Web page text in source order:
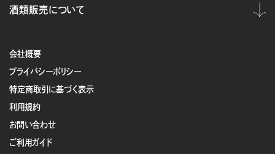
会社概要
プライバシーポリシー
特定商取引に基づく表示
利用規約
お問い合わせ
ご利用ガイド
酒類販売について